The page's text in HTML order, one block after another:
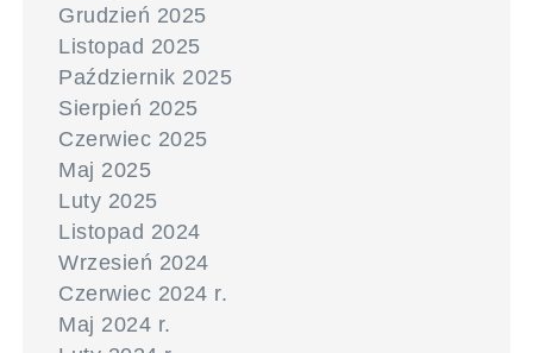
Grudzień 2025
Listopad 2025
Październik 2025
Sierpień 2025
Czerwiec 2025
Maj 2025
Luty 2025
Listopad 2024
Wrzesień 2024
Czerwiec 2024 r.
Maj 2024 r.